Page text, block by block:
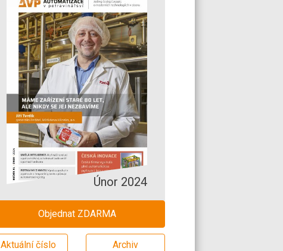
Únor 2024
Objednat ZDARMA
Aktuální číslo Archiv